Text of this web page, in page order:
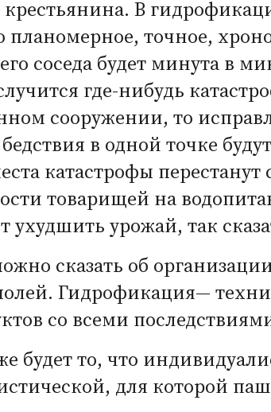
крестьянина. В
планомерное, точное,
соседа будет минута в
где-нибудь
сооружении, то
в одной точке
катастрофы
товарищей на
ухудшить урожай, так
сказать об
Гидрофикация—
со всеми
будет то, что
для которой